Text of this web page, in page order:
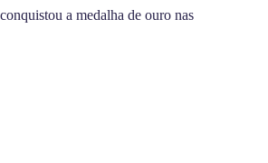
a medalha de ouro nas